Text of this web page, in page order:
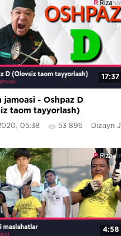
17:37
jamoasi - Oshpaz D
taom tayyorlash)
05:38 53 896 Dizayn Jamoasi
4:58